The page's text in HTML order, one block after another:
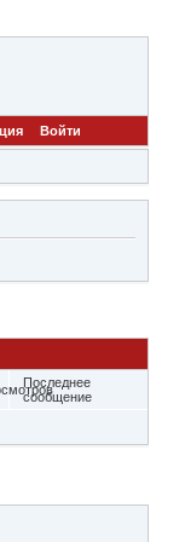
Войти
Последнее
сообщение